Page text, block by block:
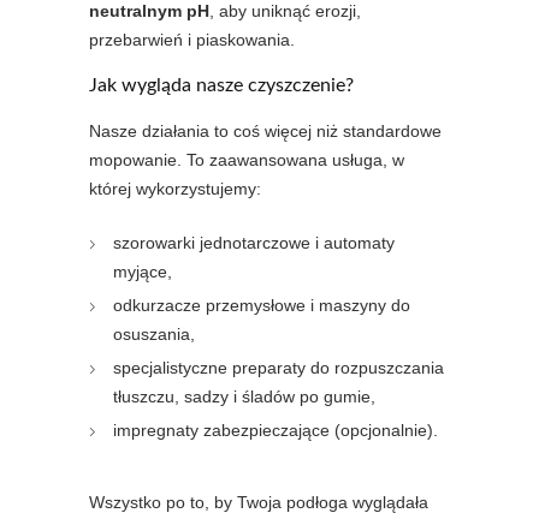
neutralnym pH , aby uniknąć erozji,
przebarwień i piaskowania.
Jak wygląda nasze czyszczenie?
Nasze działania to coś więcej niż standardowe
mopowanie. To zaawansowana usługa, w
której wykorzystujemy:
szorowarki jednotarczowe i automaty
myjące,
odkurzacze przemysłowe i maszyny do
osuszania,
specjalistyczne preparaty do rozpuszczania
tłuszczu, sadzy i śladów po gumie,
impregnaty zabezpieczające (opcjonalnie).
Wszystko po to, by Twoja podłoga wyglądała